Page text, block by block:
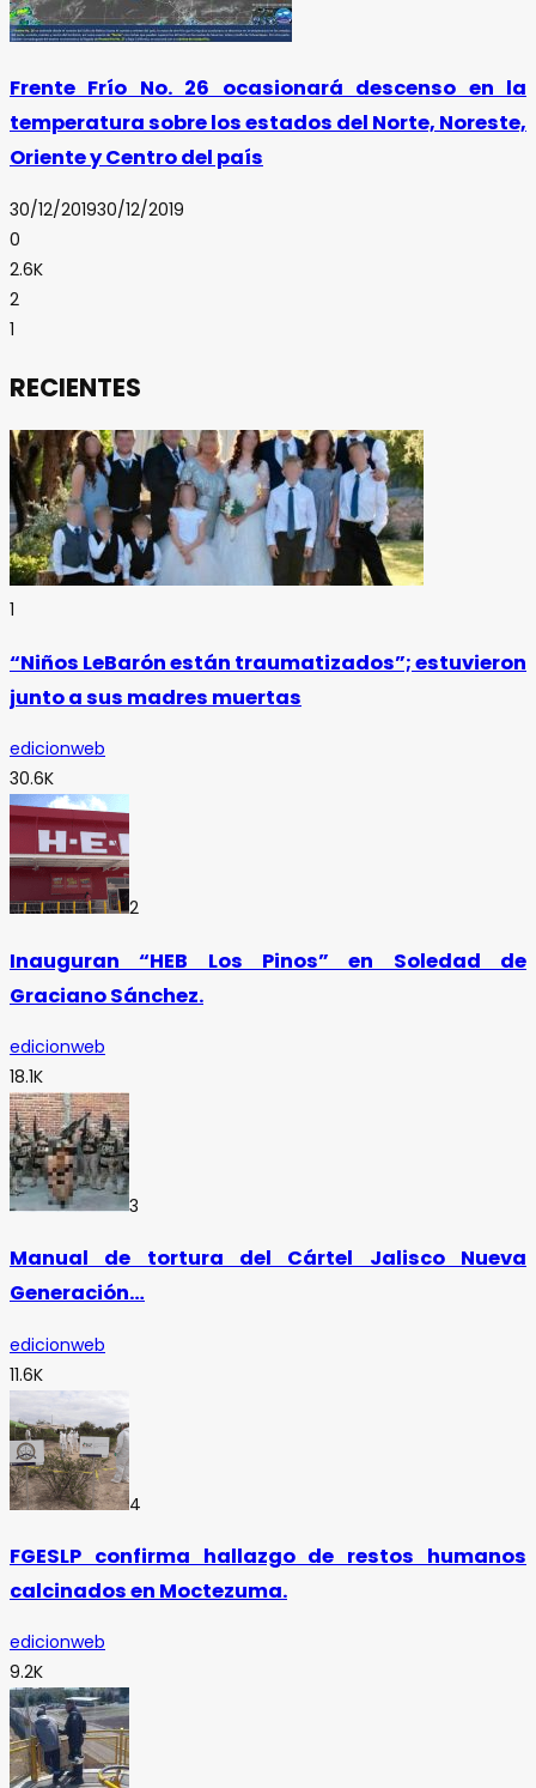
Frente Frío No. 26 ocasionará descenso en la
temperatura sobre los estados del Norte, Noreste,
Oriente y Centro del país
30/12/201930/12/2019
0
2.6K
2
1
RECIENTES
1
“Niños LeBarón están traumatizados”; estuvieron
junto a sus madres muertas
edicionweb
30.6K
2
Inauguran “HEB Los Pinos” en Soledad de
Graciano Sánchez.
edicionweb
18.1K
3
Manual de tortura del Cártel Jalisco Nueva
Generación…
edicionweb
11.6K
4
FGESLP confirma hallazgo de restos humanos
calcinados en Moctezuma.
edicionweb
9.2K